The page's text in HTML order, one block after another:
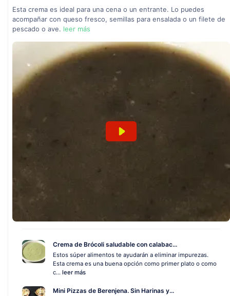
Esta crema es ideal para una cena o un entrante. Lo puedes
acompañar con queso fresco, semillas para ensalada o un filete de
pescado o ave. leer más
Crema de Brócoli saludable con calabac...
Estos súper alimentos te ayudarán a eliminar impurezas.
Esta crema es una buena opción como primer plato o como
c... leer más
Mini Pizzas de Berenjena. Sin Harinas y...